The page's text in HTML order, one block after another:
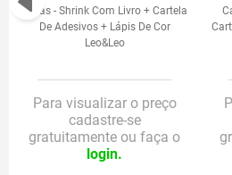
opção como presente.
FICHA TÉCNICA:
Contém Livro para colorir com 16
Acompanha duas cartelas com 76
Inclui 1 caixa com 12 lápis de cor mini
Capa: papel supremo imune 250g
Letras - Shrink Com Livro + Cartela
De Adesivos + Lápis De Cor
Leo&Leo
Para visualizar o preço
cadastre-se
gratuitamente ou faça o
login.